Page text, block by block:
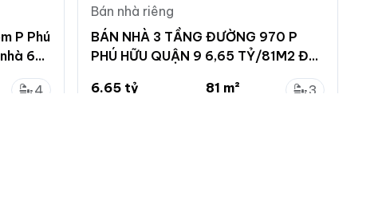
P Phú
6
4
Bán nhà riêng
BÁN NHÀ 3 TẦNG ĐƯỜNG 970 P
PHÚ HỮU QUẬN 9 6,65 TỶ/81M2 Đ
6.65 tỷ
81 m²
3